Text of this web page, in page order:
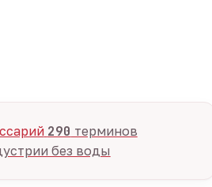
290 терминов
без воды